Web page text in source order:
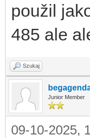
použil
485 ale
Szukaj
Junior Member
09-10-2025,